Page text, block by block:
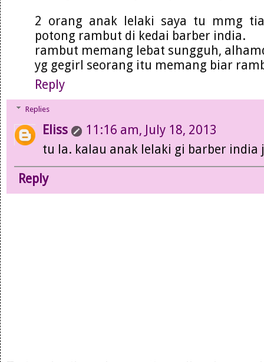
2 orang anak lelaki saya tu mmg
potong rambut di kedai barber india.
rambut memang lebat sungguh,
yg gegirl seorang itu memang biar
Reply
Replies
Eliss
11:16 am, July 18, 2013
tu la. kalau anak lelaki gi barber india
Reply